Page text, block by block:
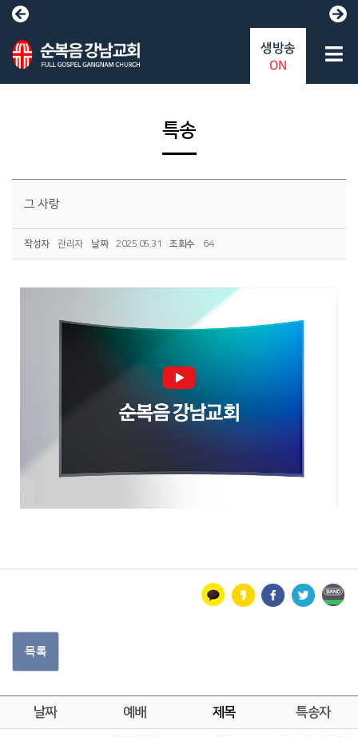
특송
그 사랑
작성자 관리자 날짜 2025.05.31 조회수 64
목록
날짜 예배 제목 특송자
생방송
ON